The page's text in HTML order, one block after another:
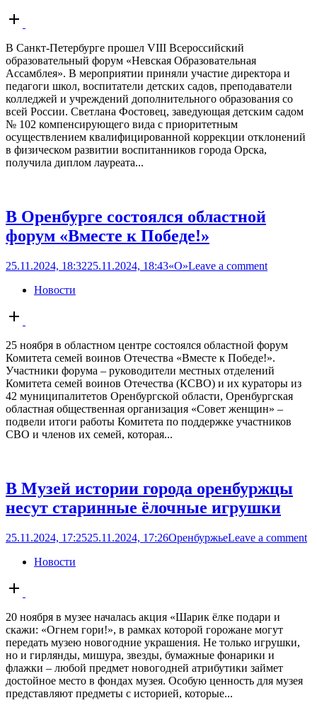
Open
post
В Санкт-Петербурге прошел VIII Всероссийский
образовательный форум «Невская Образовательная
Ассамблея». В мероприятии приняли участие директора и
педагоги школ, воспитатели детских садов, преподаватели
колледжей и учреждений дополнительного образования со
всей России. Светлана Фостовец, заведующая детским садом
№ 102 компенсирующего вида с приоритетным
осуществлением квалифицированной коррекции отклонений
в физическом развитии воспитанников города Орска,
получила диплом лауреата...
В Оренбурге состоялся областной
форум «Вместе к Победе!»
25.11.2024, 18:3225.11.2024, 18:43«О»Leave a comment
Новости
Open
post
25 ноября в областном центре состоялся областной форум
Комитета семей воинов Отечества «Вместе к Победе!».
Участники форума – руководители местных отделений
Комитета семей воинов Отечества (КСВО) и их кураторы из
42 муниципалитетов Оренбургской области, Оренбургская
областная общественная организация «Совет женщин» –
подвели итоги работы Комитета по поддержке участников
СВО и членов их семей, которая...
В Музей истории города оренбуржцы
несут старинные ёлочные игрушки
25.11.2024, 17:2525.11.2024, 17:26ОренбуржьеLeave a comment
Новости
Open
post
20 ноября в музее началась акция «Шарик ёлке подари и
скажи: «Огнем гори!», в рамках которой горожане могут
передать музею новогодние украшения. Не только игрушки,
но и гирлянды, мишура, звезды, бумажные фонарики и
флажки – любой предмет новогодней атрибутики займет
достойное место в фондах музея. Особую ценность для музея
представляют предметы с историей, которые...